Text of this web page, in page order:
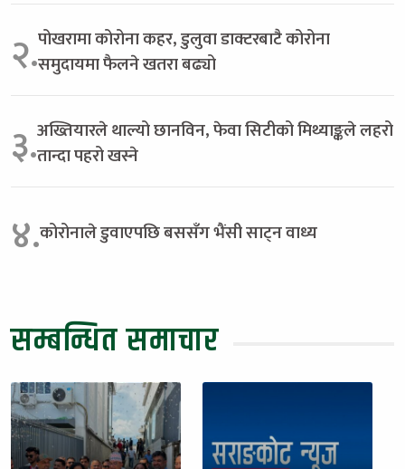
२.पोखरामा कोरोना कहर, डुलुवा डाक्टरबाटै कोरोना
समुदायमा फैलने खतरा बढ्यो
३.अख्तियारले थाल्यो छानविन, फेवा सिटीको मिथ्याङ्कले लहरो
तान्दा पहरो खस्ने
४.कोरोनाले डुवाएपछि बससँग भैंसी साट्न वाध्य
सम्बन्धित समाचार